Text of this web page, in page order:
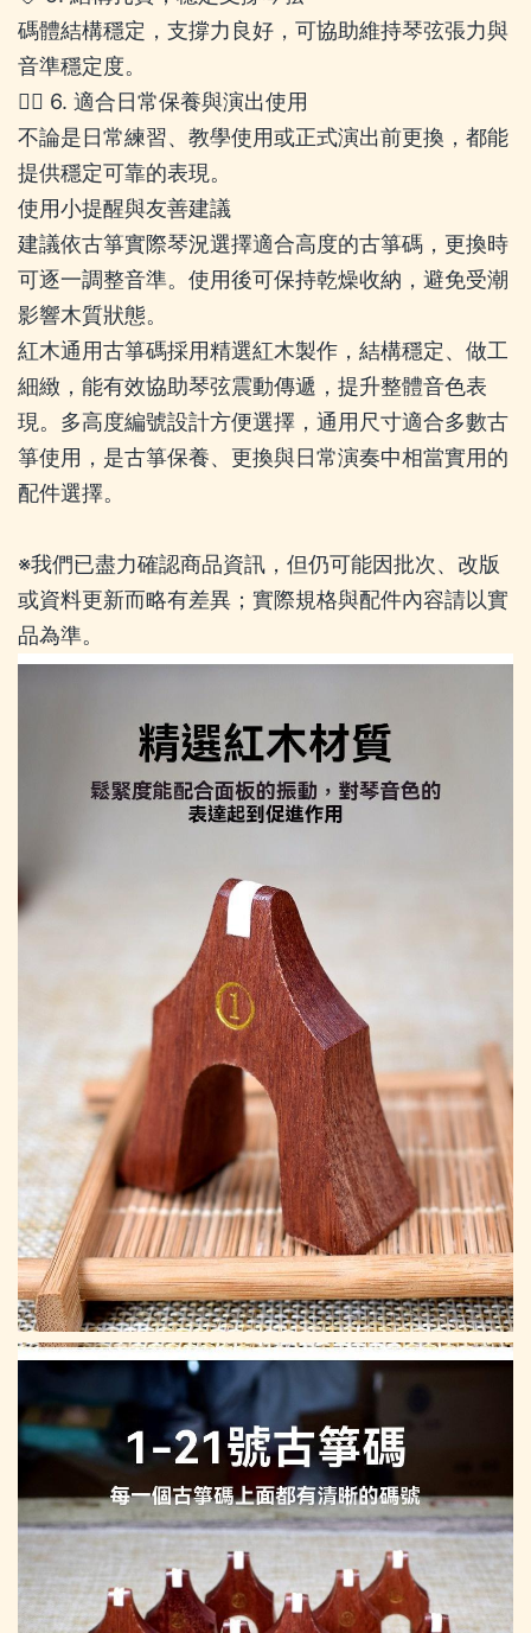
碼體結構穩定，支撐力良好，可協助維持琴弦張力與
音準穩定度。
🚶‍♂️ 6. 適合日常保養與演出使用
不論是日常練習、教學使用或正式演出前更換，都能
提供穩定可靠的表現。
使用小提醒與友善建議
建議依古箏實際琴況選擇適合高度的古箏碼，更換時
可逐一調整音準。使用後可保持乾燥收納，避免受潮
影響木質狀態。
紅木通用古箏碼採用精選紅木製作，結構穩定、做工
細緻，能有效協助琴弦震動傳遞，提升整體音色表
現。多高度編號設計方便選擇，通用尺寸適合多數古
箏使用，是古箏保養、更換與日常演奏中相當實用的
配件選擇。
※我們已盡力確認商品資訊，但仍可能因批次、改版
或資料更新而略有差異；實際規格與配件內容請以實
品為準。